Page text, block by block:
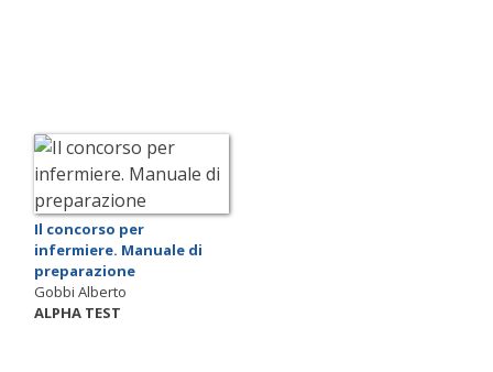
Il concorso per
infermiere. Manuale di
preparazione
Gobbi Alberto
ALPHA TEST